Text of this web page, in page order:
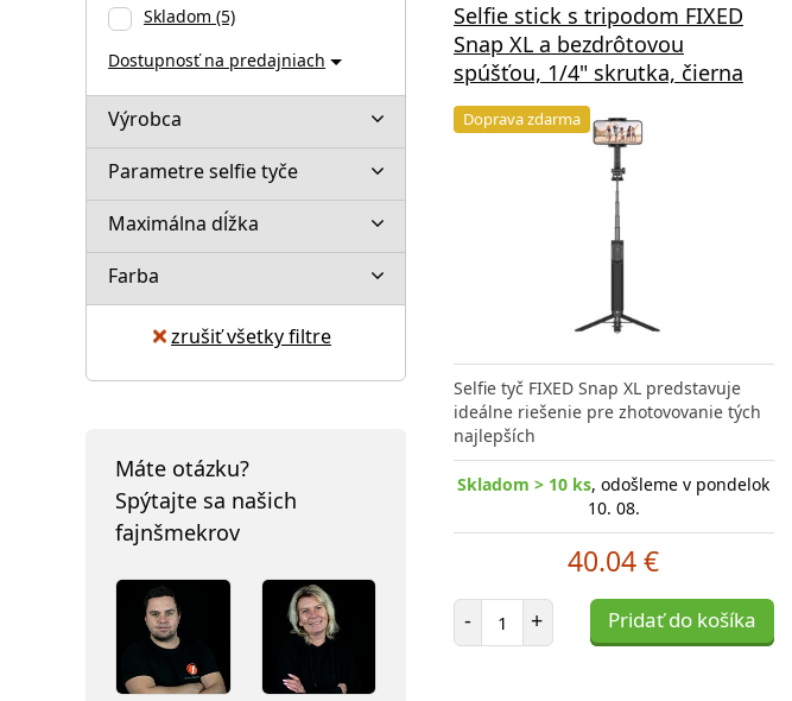
Skladom (5)
Dostupnosť na predajniach
Výrobca
Parametre selfie tyče
Maximálna dĺžka
Farba
zrušiť všetky filtre
Máte otázku?
Spýtajte sa našich
fajnšmekrov
Selfie stick s tripodom FIXED
Snap XL a bezdrôtovou
spúšťou, 1/4" skrutka, čierna
Doprava zdarma
Selfie tyč FIXED Snap XL predstavuje
ideálne riešenie pre zhotovovanie tých
najlepších
Skladom > 10 ks, odošleme v pondelok
10. 08.
40.04 €
- Počet položiek
+ Pridať do košíka